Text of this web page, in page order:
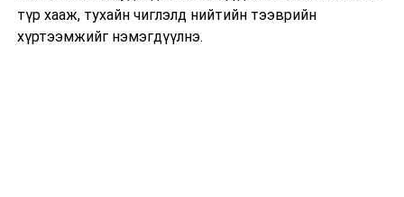
түр хааж, тухайн чиглэлд нийтийн тээврийн
хүртээмжийг нэмэгдүүлнэ.